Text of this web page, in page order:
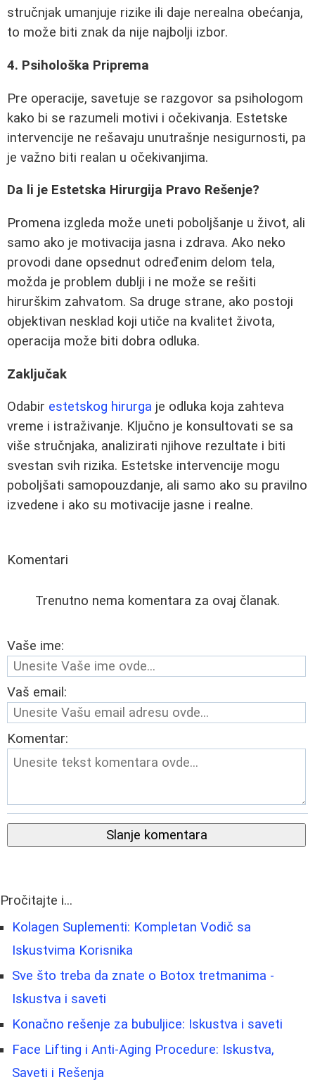
stručnjak umanjuje rizike ili daje nerealna obećanja,
to može biti znak da nije najbolji izbor.
4. Psihološka Priprema
Pre operacije, savetuje se razgovor sa psihologom
kako bi se razumeli motivi i očekivanja. Estetske
intervencije ne rešavaju unutrašnje nesigurnosti, pa
je važno biti realan u očekivanjima.
Da li je Estetska Hirurgija Pravo Rešenje?
Promena izgleda može uneti poboljšanje u život, ali
samo ako je motivacija jasna i zdrava. Ako neko
provodi dane opsednut određenim delom tela,
možda je problem dublji i ne može se rešiti
hirurškim zahvatom. Sa druge strane, ako postoji
objektivan nesklad koji utiče na kvalitet života,
operacija može biti dobra odluka.
Zaključak
Odabir estetskog hirurga je odluka koja zahteva
vreme i istraživanje. Ključno je konsultovati se sa
više stručnjaka, analizirati njihove rezultate i biti
svestan svih rizika. Estetske intervencije mogu
poboljšati samopouzdanje, ali samo ako su pravilno
izvedene i ako su motivacije jasne i realne.
Komentari
Trenutno nema komentara za ovaj članak.
Vaše ime:
Vaš email:
Komentar:
Slanje komentara
Pročitajte i...
Kolagen Suplementi: Kompletan Vodič sa
Iskustvima Korisnika
Sve što treba da znate o Botox tretmanima -
Iskustva i saveti
Konačno rešenje za bubuljice: Iskustva i saveti
Face Lifting i Anti-Aging Procedure: Iskustva,
Saveti i Rešenja